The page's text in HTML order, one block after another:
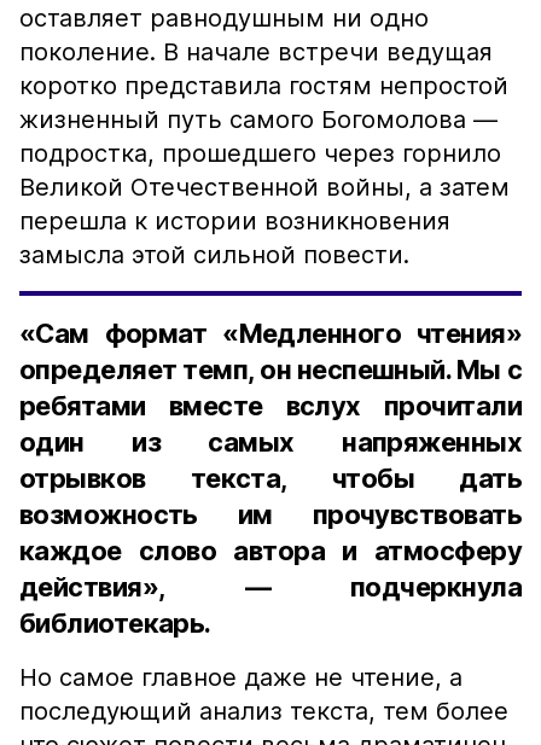
оставляет равнодушным ни одно
поколение. В начале встречи ведущая
коротко представила гостям непростой
жизненный путь самого Богомолова —
подростка, прошедшего через горнило
Великой Отечественной войны, а затем
перешла к истории возникновения
замысла этой сильной повести.
«Сам формат «Медленного чтения»
определяет темп, он неспешный. Мы с
ребятами вместе вслух прочитали
один из самых напряженных
отрывков текста, чтобы дать
возможность им прочувствовать
каждое слово автора и атмосферу
действия», — подчеркнула
библиотекарь.
Но самое главное даже не чтение, а
последующий анализ текста, тем более